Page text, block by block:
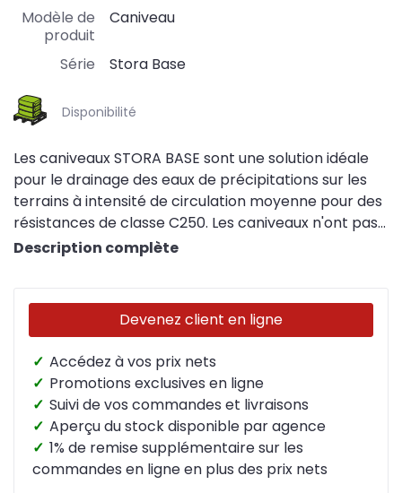
Modèle de
produit
Caniveau
Série Stora Base
Disponibilité
Les caniveaux STORA BASE sont une solution idéale
pour le drainage des eaux de précipitations sur les
terrains à intensité de circulation moyenne pour des
résistances de classe C250. Les caniveaux n'ont pas
de pente.
Description complète
Devenez client en ligne
✓ Accédez à vos prix nets
✓ Promotions exclusives en ligne
✓ Suivi de vos commandes et livraisons
✓ Aperçu du stock disponible par agence
✓ 1% de remise supplémentaire sur les
commandes en ligne en plus des prix nets